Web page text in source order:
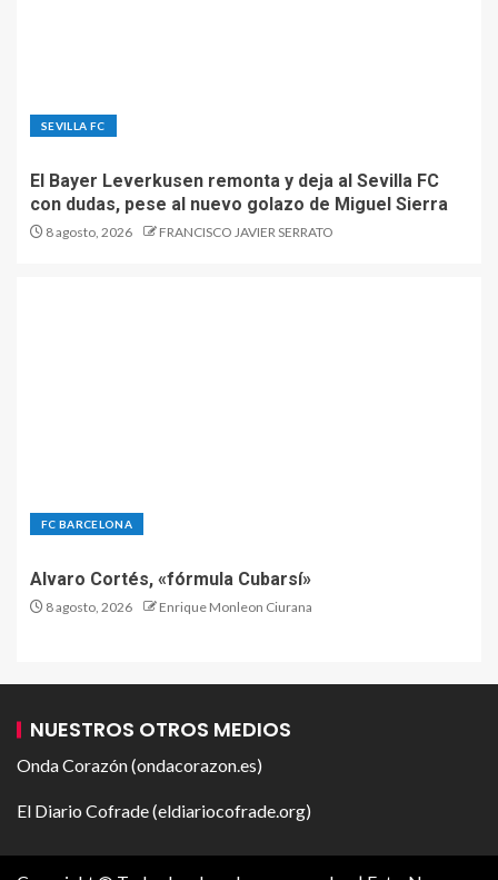
SEVILLA FC
El Bayer Leverkusen remonta y deja al Sevilla FC
con dudas, pese al nuevo golazo de Miguel Sierra
8 agosto, 2026 FRANCISCO JAVIER SERRATO
FC BARCELONA
Alvaro Cortés, «fórmula Cubarsí»
8 agosto, 2026 Enrique Monleon Ciurana
NUESTROS OTROS MEDIOS
Onda Corazón (ondacorazon.es)
El Diario Cofrade (eldiariocofrade.org)